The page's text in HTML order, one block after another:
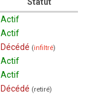
Statut
Actif
Actif
Décédé (infiltré)
Actif
Actif
Décédé (retiré)